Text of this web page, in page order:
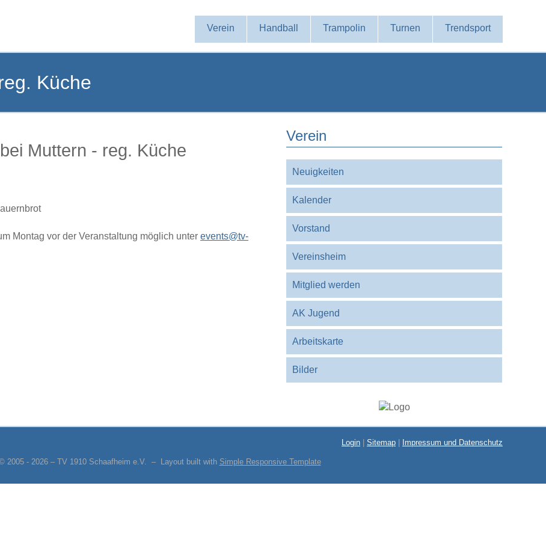
Navigation
überspringen
Verein Handball Trampolin Turnen Trendsport
Küche
Muttern - reg. Küche
Montag vor der Veranstaltung möglich unter events@tv-
Verein
überspringen
Neuigkeiten
Kalender
Vorstand
Vereinsheim
Mitglied werden
AK Jugend
Arbeitskarte
Bilder
Login Sitemap Impressum und Datenschutz
2005 - 2026 – TV 1910 Schaafheim e.V. – Layout built with Simple Responsive Template